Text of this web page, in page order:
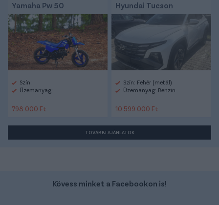
Yamaha Pw 50
Szín:
Üzemanyag:
798 000 Ft
Hyundai Tucson
Szín: Fehér (metál)
Üzemanyag: Benzin
10 599 000 Ft
TOVÁBBI AJÁNLATOK
Kövess minket a Facebookon is!